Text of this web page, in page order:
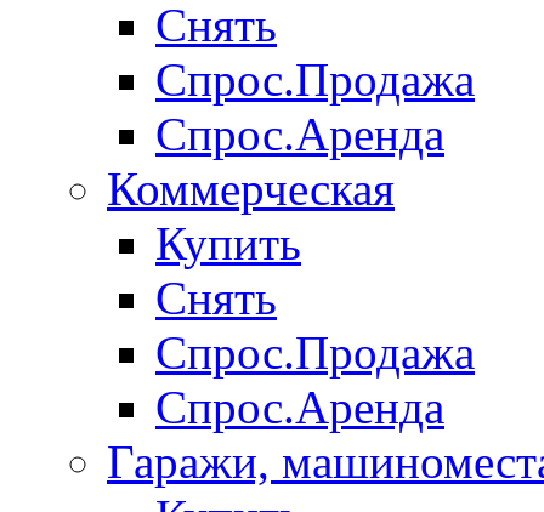
Снять
Спрос.Продажа
Спрос.Аренда
Коммерческая
Купить
Снять
Спрос.Продажа
Спрос.Аренда
Гаражи,